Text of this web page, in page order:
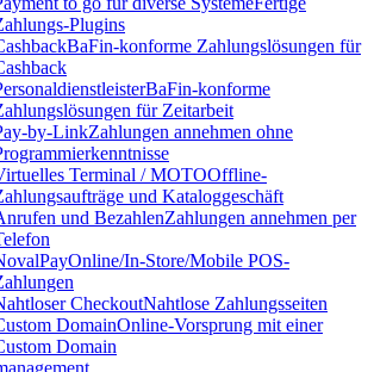
Plugins
BaFin-konforme Zahlungslösungen für
BaFin-konforme
für Zeitarbeit
by-LinkZahlungen annehmen ohne
Terminal / MOTOOffline-
und Kataloggeschäft
und BezahlenZahlungen annehmen per
Online/In-Store/Mobile POS-
CheckoutNahtlose Zahlungsseiten
DomainOnline-Vorsprung mit einer
Domain